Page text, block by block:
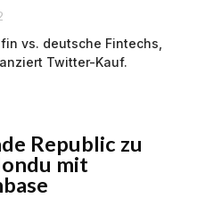
vs. deutsche Fintechs,
Twitter-Kauf.
Republic zu
mit